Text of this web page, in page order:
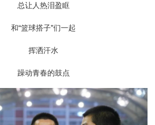
总让人热泪盈眶
和“篮球搭子”们一起
挥洒汗水
躁动青春的鼓点